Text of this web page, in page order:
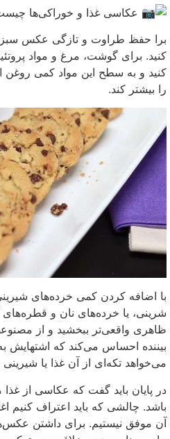
برا حفظ طراوت و تازگی عکس
کنید. برای گوشت، مرغ و مواد
کنید و به سطح این مواد کمی روغن
را بیشتر کند.
با اضافه کردن کمی خرده‌های
شرینی، یا خرده‌های نان و
ظاهری واقعی‌تر ببخشید و از
بیننده احساس می‌کند که اشتهایش
می‌خواهد تکه‌ای از آن غذا یا شیرینی
در پایان باید گفت که عکاسی از غذا
باشد. چالشی که باید اعتراف کنیم
آن موفق نیستیم. برای داشتن